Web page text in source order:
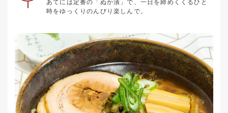
あてには定番の「ぬか漬」で、一日を締めくくるひと
時をゆっくりのんびり楽しんで。